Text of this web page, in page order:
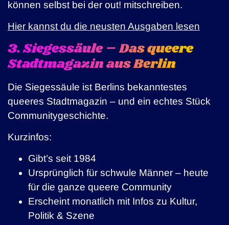
können selbst bei der out! mitschreiben.
Hier kannst du die neusten Ausgaben lesen
3. Siegessäule – Das queere
Stadtmagazin aus Berlin
Die Siegessäule ist Berlins bekanntestes
queeres Stadtmagazin – und ein echtes Stück
Communitygeschichte.
Kurzinfos:
Gibt’s seit 1984
Ursprünglich für schwule Männer – heute
für die ganze queere Community
Erscheint monatlich mit Infos zu Kultur,
Politik & Szene